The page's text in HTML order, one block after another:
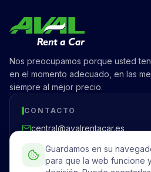
Nos preocupamos porque usted
en el momento adecuado, en las
siempre al mejor precio.
CONTACTO
central@avalrentacar.es
Madrid, España
Guardamos en su
para que la web funcione